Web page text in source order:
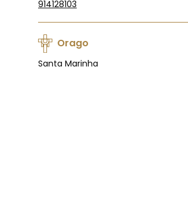
914128103
Orago
Santa Marinha